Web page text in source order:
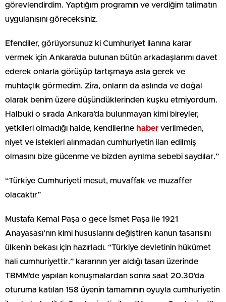
görevlendirdim. Yaptığım programın ve verdiğim talimatın
uygulanışını göreceksiniz.
Efendiler, görüyorsunuz ki Cumhuriyet ilanına karar
vermek için Ankara’da bulunan bütün arkadaşlarımı davet
ederek onlarla görüşüp tartışmaya asla gerek ve
muhtaçlık görmedim. Zira, onların da aslında ve doğal
olarak benim üzere düşündüklerinden kuşku etmiyordum.
Halbuki o sırada Ankara’da bulunmayan kimi bireyler,
yetkileri olmadığı halde, kendilerine haber verilmeden,
niyet ve istekleri alınmadan cumhuriyetin ilan edilmiş
olmasını bize gücenme ve bizden ayrılma sebebi saydılar.”
“Türkiye Cumhuriyeti mesut, muvaffak ve muzaffer
olacaktır”
Mustafa Kemal Paşa o gece İsmet Paşa ile 1921
Anayasası’nın kimi hususlarını değiştiren kanun tasarısını
ülkenin bekası için hazırladı. “Türkiye devletinin hükümet
hali cumhuriyettir.” kararının yer aldığı tasarı üzerinde
TBMM’de yapılan konuşmalardan sonra saat 20.30’da
oturuma katılan 158 üyenin tamamının oyuyla cumhuriyetin